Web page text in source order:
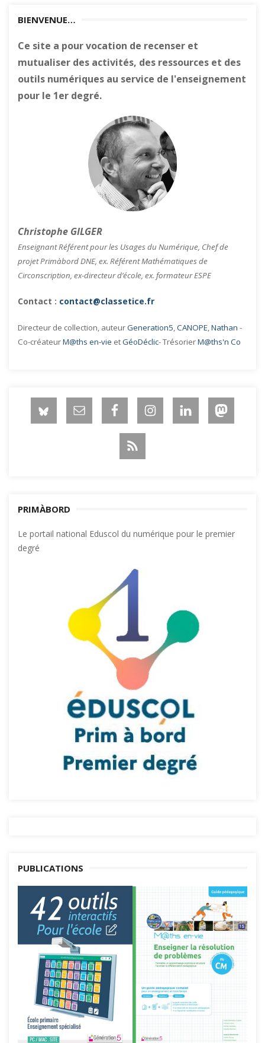
BIENVENUE…
Ce site a pour vocation de recenser et
mutualiser des activités, des ressources et des
outils numériques au service de l'enseignement
pour le 1er degré.
Christophe GILGER
Enseignant Référent pour les Usages du Numérique, Chef de
projet Primàbord DNE, ex. Référent Mathématiques de
Circonscription, ex-directeur d’école, ex. formateur ESPE
Contact : contact@classetice.fr
Directeur de collection, auteurGeneration5,CANOPE,Nathan -
Co-créateurM@ths en-vie etGéoDéclic- TrésorierM@ths'n Co
PRIMÀBORD
Le portail national Eduscol du numérique pour le premier
degré
PUBLICATIONS